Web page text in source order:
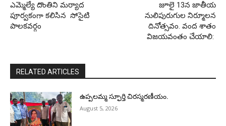
ఎమ్మెల్యే దొంతిని మర్యాద
పూర్వకంగా కలిసిన సోసైటి
పాలకవర్గం
జూలై 13న జాతీయ
నులిపురుగుల నిర్మూలన
దినోత్సవం. వంద శాతం
విజయవంతం చేయాలి:
RELATED ARTICLES
ఉప్పలమ్మ స్ఫూర్తి చిరస్మరణీయం.
August 5, 2026